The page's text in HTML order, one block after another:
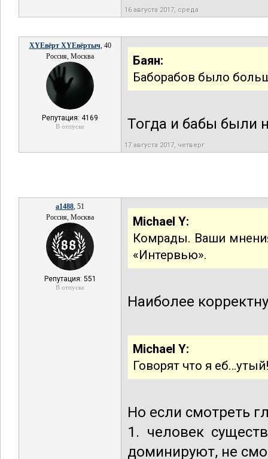
16 августа 2017, среда
XYEвёрт XYEвёртыч, 40
Россия, Москва
Репутация: 4169
В отпуске
Баян:
Баборабов было
Тогда и бабы были
17 августа 2017, четверг
a1488, 51
Россия, Москва
Репутация: 551
В отпуске
Michael Y:
Комрады. Ваши
«Интервью».
Наиболее
Michael Y:
Говорят что я еб…утый!
Но если смотреть
1. человек
доминируют, не